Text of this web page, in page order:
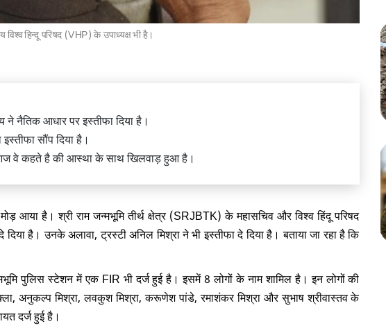
विश्व हिन्दू परिषद (VHP) के उपाध्यक्ष भी है।
नैतिक आधार पर इस्तीफा दिया है।
सौंप दिया है।
आज वे कहते है की आस्था के साथ खिलवाड़ हुआ है।
आया है। श्री राम जन्मभूमि तीर्थ क्षेत्र (SRJBTK) के महासचिव और विश्व हिंदू परिषद
है। उनके अलावा, ट्रस्टी अनिल मिश्रा ने भी इस्तीफा दे दिया है। बताया जा रहा है कि
पुलिस स्टेशन में एक FIR भी दर्ज हुई है। इसमें 8 लोगों के नाम शामिल है। इन लोगों की
अनुकल्प मिश्रा, लवकुश मिश्रा, करूणेश पांडे, रमाशंकर मिश्रा और सुभाष श्रीवास्तव के
दर्ज हुई है।
में लोगों के दबे होने की आशंका
जन्मभूमि तीर्थ क्षेत्र ट्रस्ट में बड़ा
जगदीश आफळे बन सकते है नए सचिव